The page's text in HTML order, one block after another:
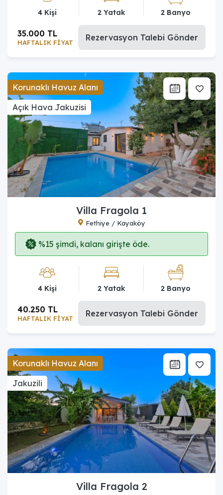
4 Kişi 2 Yatak 2 Banyo
HAFTALIK FİYAT
35.000 TL Rezervasyon Talebi Gönder
Korunaklı Havuz Alanı
Açık Hava Jakuzisi
Villa Fragola 1
Fethiye / Kayaköy
%15 şimdi, kalanı girişte öde.
4 Kişi 2 Yatak 2 Banyo
HAFTALIK FİYAT
40.250 TL Rezervasyon Talebi Gönder
Korunaklı Havuz Alanı
Jakuzili
Villa Fragola 2